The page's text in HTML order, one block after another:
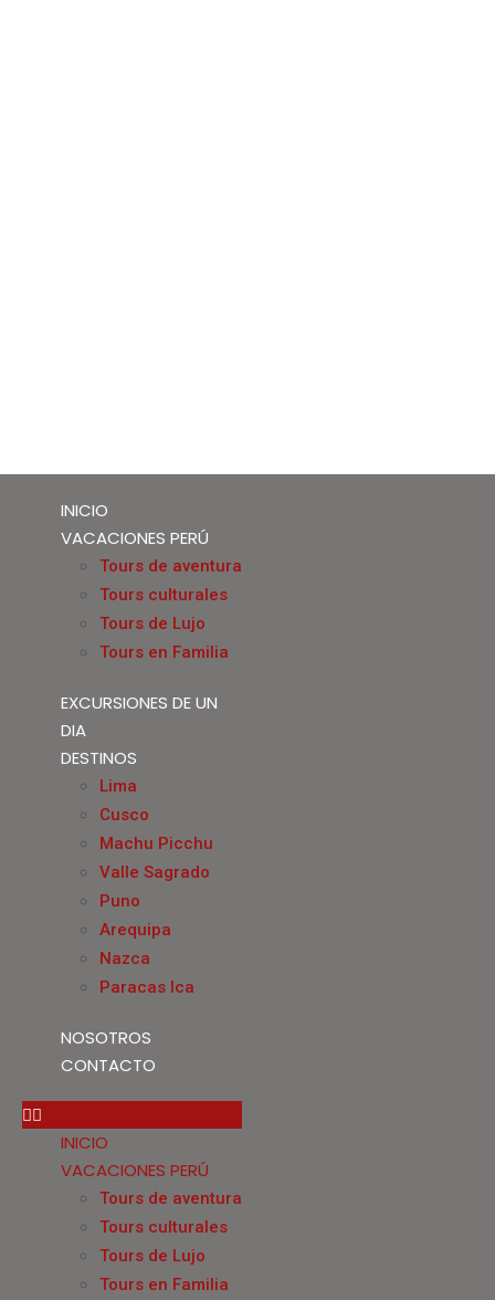
INICIO
VACACIONES PERÚ
Tours de aventura
Tours culturales
Tours de Lujo
Tours en Familia
EXCURSIONES DE UN
DIA
DESTINOS
Lima
Cusco
Machu Picchu
Valle Sagrado
Puno
Arequipa
Nazca
Paracas Ica
NOSOTROS
CONTACTO
INICIO
VACACIONES PERÚ
Tours de aventura
Tours culturales
Tours de Lujo
Tours en Familia